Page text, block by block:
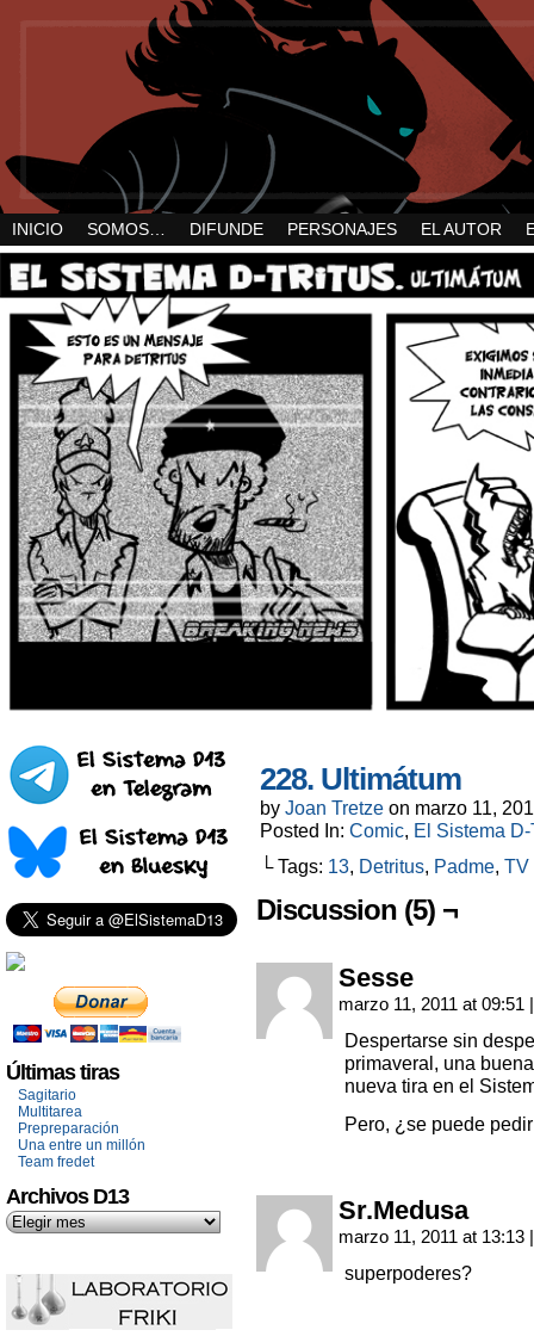
INICIO SOMOS… DIFUNDE PERSONAJES EL AUTOR
Últimas tiras
Sagitario
Multitarea
Prepreparación
Una entre un millón
Team fredet
Archivos D13
228. Ultimátum
by Joan Tretze on marzo 11,
Posted In: Comic, El Sistema
└ Tags: 13, Detritus, Padme, TV
Discussion (5) ¬
Sesse
marzo 11, 2011 at 09:51 |
Despertarse sin
primaveral, una
nueva tira en el
Pero, ¿se puede
Sr.Medusa
marzo 11, 2011 at 13:13 |
superpoderes?